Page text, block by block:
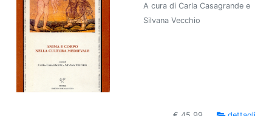
A cura di Carla Casagrande e
Silvana Vecchio